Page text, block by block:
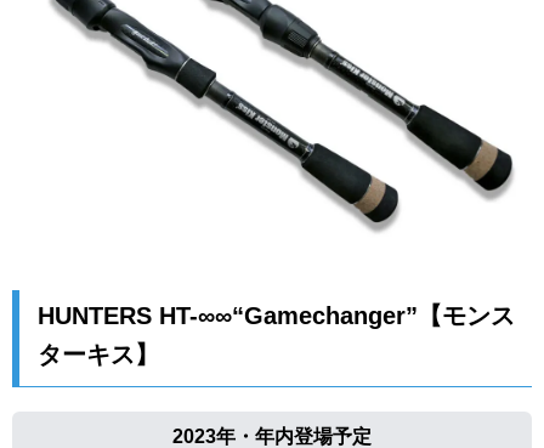
HUNTERS HT-∞∞“Gamechanger”【モンス
ターキス】
2023年・年内登場予定